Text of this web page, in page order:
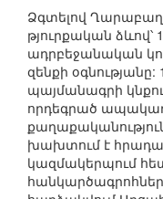
Ձգտելով
թյուրքական ձևով՝
ադրբեջանական
զենքի
պայմանագրի
որդեգրած
խախտում է
կազմակերպում